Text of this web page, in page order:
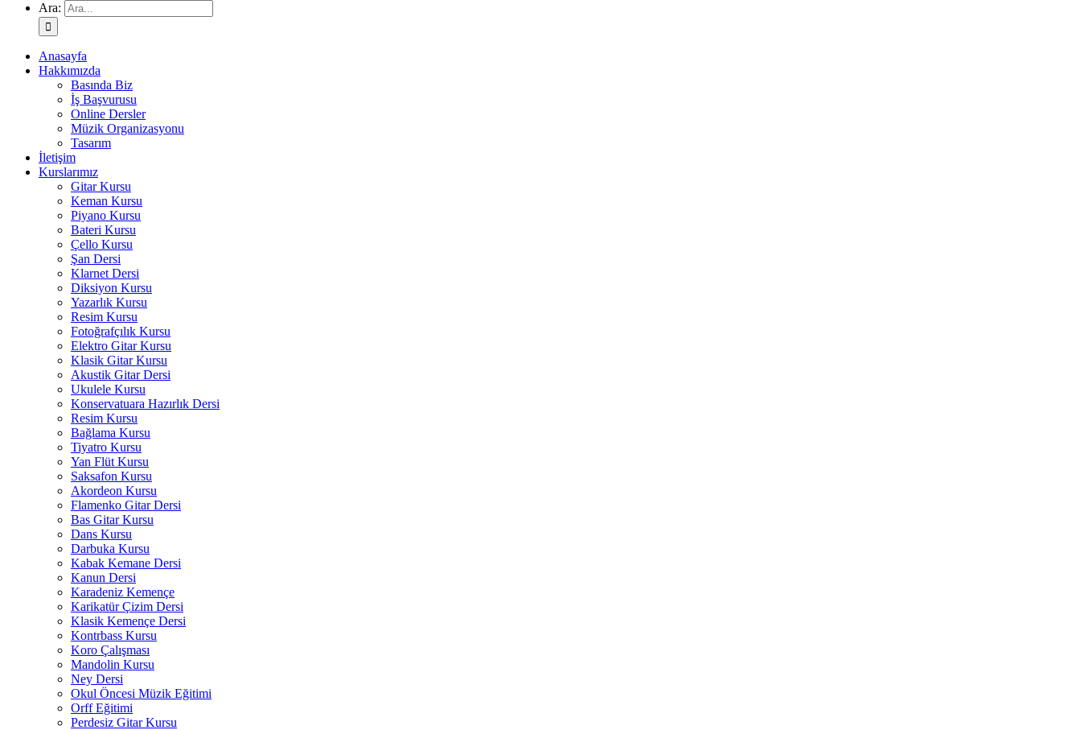
Ara:
Anasayfa
Hakkımızda
Basında Biz
İş Başvurusu
Online Dersler
Müzik Organizasyonu
Tasarım
İletişim
Kurslarımız
Gitar Kursu
Keman Kursu
Piyano Kursu
Bateri Kursu
Çello Kursu
Şan Dersi
Klarnet Dersi
Diksiyon Kursu
Yazarlık Kursu
Resim Kursu
Fotoğrafçılık Kursu
Elektro Gitar Kursu
Klasik Gitar Kursu
Akustik Gitar Dersi
Ukulele Kursu
Konservatuara Hazırlık Dersi
Resim Kursu
Bağlama Kursu
Tiyatro Kursu
Yan Flüt Kursu
Saksafon Kursu
Akordeon Kursu
Flamenko Gitar Dersi
Bas Gitar Kursu
Dans Kursu
Darbuka Kursu
Kabak Kemane Dersi
Kanun Dersi
Karadeniz Kemençe
Karikatür Çizim Dersi
Klasik Kemençe Dersi
Kontrbass Kursu
Koro Çalışması
Mandolin Kursu
Ney Dersi
Okul Öncesi Müzik Eğitimi
Orff Eğitimi
Perdesiz Gitar Kursu